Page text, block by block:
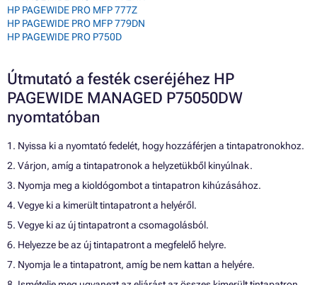
HP PAGEWIDE PRO MFP 777Z
HP PAGEWIDE PRO MFP 779DN
HP PAGEWIDE PRO P750D
Útmutató a festék cseréjéhez HP
PAGEWIDE MANAGED P75050DW
nyomtatóban
1. Nyissa ki a nyomtató fedelét, hogy hozzáférjen a tintapatronokhoz.
2. Várjon, amíg a tintapatronok a helyzetükből kinyúlnak.
3. Nyomja meg a kioldógombot a tintapatron kihúzásához.
4. Vegye ki a kimerült tintapatront a helyéről.
5. Vegye ki az új tintapatront a csomagolásból.
6. Helyezze be az új tintapatront a megfelelő helyre.
7. Nyomja le a tintapatront, amíg be nem kattan a helyére.